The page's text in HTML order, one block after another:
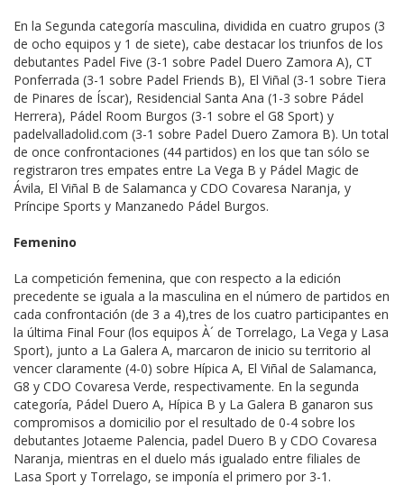
En la Segunda categoría masculina, dividida en cuatro grupos (3
de ocho equipos y 1 de siete), cabe destacar los triunfos de los
debutantes Padel Five (3-1 sobre Padel Duero Zamora A), CT
Ponferrada (3-1 sobre Padel Friends B), El Viñal (3-1 sobre Tiera
de Pinares de Íscar), Residencial Santa Ana (1-3 sobre Pádel
Herrera), Pádel Room Burgos (3-1 sobre el G8 Sport) y
padelvalladolid.com (3-1 sobre Padel Duero Zamora B). Un total
de once confrontaciones (44 partidos) en los que tan sólo se
registraron tres empates entre La Vega B y Pádel Magic de
Ávila, El Viñal B de Salamanca y CDO Covaresa Naranja, y
Príncipe Sports y Manzanedo Pádel Burgos.
Femenino
La competición femenina, que con respecto a la edición
precedente se iguala a la masculina en el número de partidos en
cada confrontación (de 3 a 4),tres de los cuatro participantes en
la última Final Four (los equipos À´ de Torrelago, La Vega y Lasa
Sport), junto a La Galera A, marcaron de inicio su territorio al
vencer claramente (4-0) sobre Hípica A, El Viñal de Salamanca,
G8 y CDO Covaresa Verde, respectivamente. En la segunda
categoría, Pádel Duero A, Hípica B y La Galera B ganaron sus
compromisos a domicilio por el resultado de 0-4 sobre los
debutantes Jotaeme Palencia, padel Duero B y CDO Covaresa
Naranja, mientras en el duelo más igualado entre filiales de
Lasa Sport y Torrelago, se imponía el primero por 3-1.